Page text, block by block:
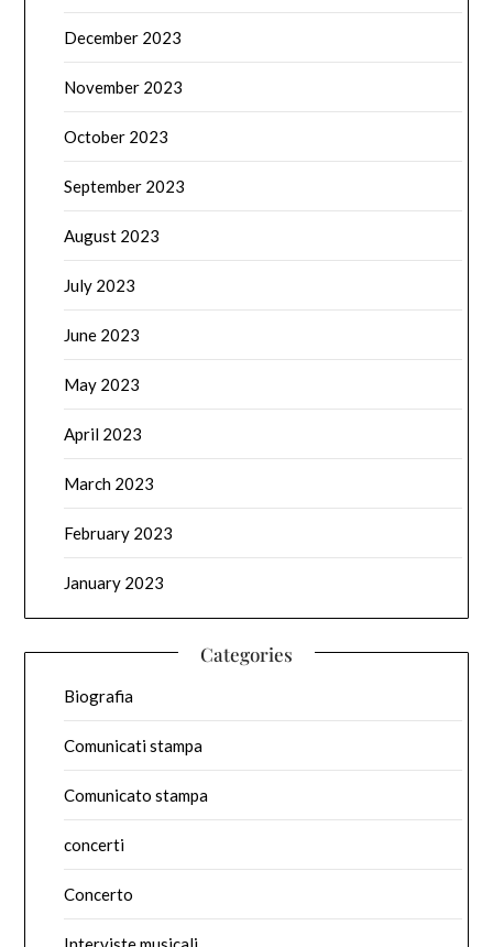
December 2023
November 2023
October 2023
September 2023
August 2023
July 2023
June 2023
May 2023
April 2023
March 2023
February 2023
January 2023
Categories
Biografia
Comunicati stampa
Comunicato stampa
concerti
Concerto